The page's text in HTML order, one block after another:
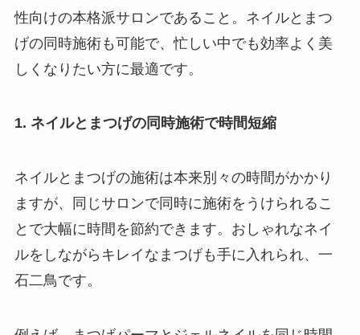
性向けの本格派サロンであること。ネイルとまつ
げの同時施術も可能で、忙しい中でも効率よく美
しくなりたい方に最適です。
1. ネイルとまつげの同時施術で時間短縮
ネイルとまつげの施術は本来別々の時間がかかり
ますが、同じサロンで同時に施術をうけられるこ
とで大幅に時間を節約できます。おしゃれなネイ
ルをしながらキレイなまつげも手に入れられ、一
石二鳥です。